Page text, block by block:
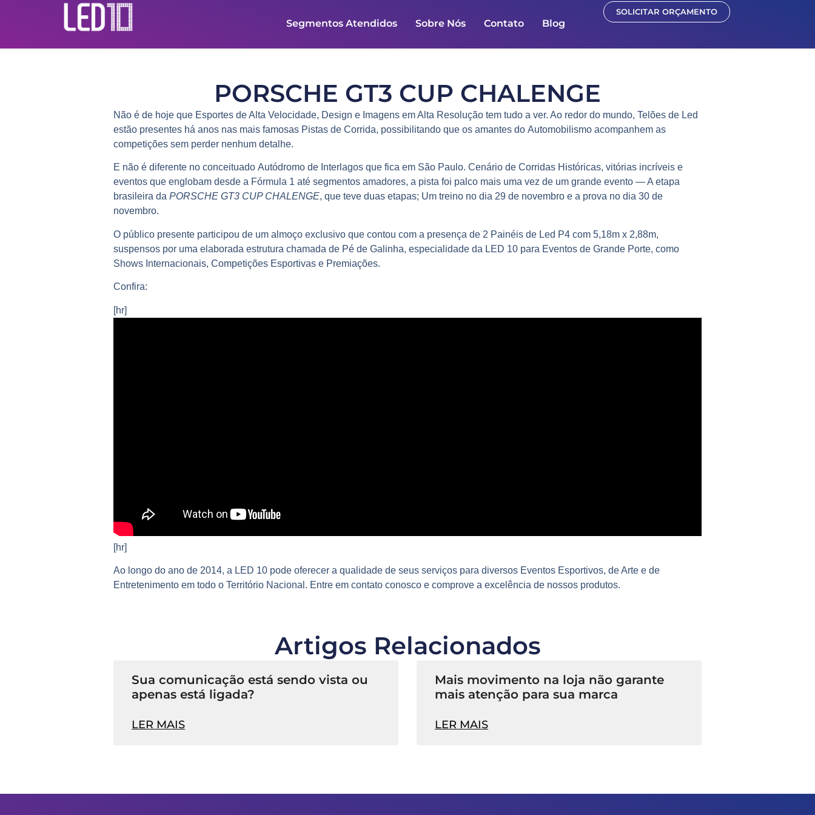
Segmentos Atendidos Sobre Nós Contato Blog
SOLICITAR ORÇAMENTO
PORSCHE GT3 CUP CHALENGE
Não é de hoje que Esportes de Alta Velocidade, Design e Imagens em Alta Resolução tem tudo a ver. Ao redor do mundo, Telões de Led
estão presentes há anos nas mais famosas Pistas de Corrida, possibilitando que os amantes do Automobilismo acompanhem as
competições sem perder nenhum detalhe.
E não é diferente no conceituado Autódromo de Interlagos que fica em São Paulo. Cenário de Corridas Históricas, vitórias incríveis e
eventos que englobam desde a Fórmula 1 até segmentos amadores, a pista foi palco mais uma vez de um grande evento — A etapa
brasileira da PORSCHE GT3 CUP CHALENGE, que teve duas etapas; Um treino no dia 29 de novembro e a prova no dia 30 de
novembro.
O público presente participou de um almoço exclusivo que contou com a presença de 2 Painéis de Led P4 com 5,18m x 2,88m,
suspensos por uma elaborada estrutura chamada de Pé de Galinha, especialidade da LED 10 para Eventos de Grande Porte, como
Shows Internacionais, Competições Esportivas e Premiações.
Confira:
[hr]
[hr]
Ao longo do ano de 2014, a LED 10 pode oferecer a qualidade de seus serviços para diversos Eventos Esportivos, de Arte e de
Entretenimento em todo o Território Nacional . Entre em contato conosco e comprove a excelência de nossos produtos.
Artigos Relacionados
Sua comunicação está sendo vista ou
apenas está ligada?
LER MAIS
Mais movimento na loja não garante
mais atenção para sua marca
LER MAIS